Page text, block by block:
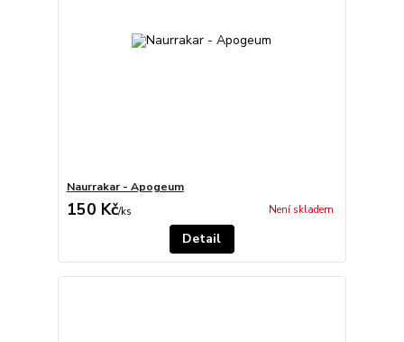
Naurrakar - Apogeum
150 Kč/ks Není skladem
Detail